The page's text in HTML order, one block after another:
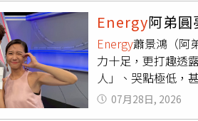
程，如今必須改為
管，其7月原油裝
由曼德海峽出口之
在蘇伊士運河北端
準。對此，能源和
完成裝載後北上的
仍有原油經由曼德
準而於2016年服
備庭，傳喚修杰楷
步進入法院。
Energy阿弟
Energy蕭景鴻（阿
力十足，更打趣透
人」、哭點極低，
笑。談及音樂啟蒙
仍堅持讓孩子們
07月28日, 2026